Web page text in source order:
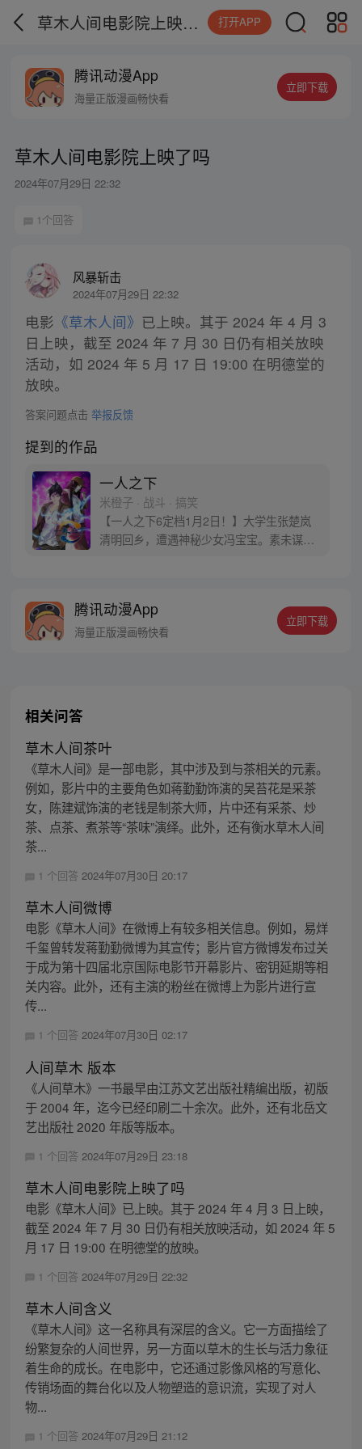
草木人间电影院上映了吗 打开APP
腾讯动漫App
海量正版漫画畅快看
立即下载
草木人间电影院上映了吗
2024年07月29日 22:32
1个回答
风暴斩击
2024年07月29日 22:32
电影 《草木人间》 已上映。其于 2024 年 4 月 3
日上映，截至 2024 年 7 月 30 日仍有相关放映
活动，如 2024 年 5 月 17 日 19:00 在明德堂的
放映。
答案问题点击 举报反馈
提到的作品
一人之下
米橙子 · 战斗 · 搞笑
【一人之下6定档1月2日！】大学生张楚岚
清明回乡，遭遇神秘少女冯宝宝。素未谋面
密，张楚岚的生活被彻底颠覆，与冯宝宝一
同踏上“异人”之旅。
腾讯动漫App
海量正版漫画畅快看
立即下载
相关问答
草木人间茶叶
《草木人间》是一部电影，其中涉及到与茶相关的元素。
例如，影片中的主要角色如蒋勤勤饰演的吴苔花是采茶
女，陈建斌饰演的老钱是制茶大师，片中还有采茶、炒
茶、点茶、煮茶等“茶味”演绎。此外，还有衡水草木人间
茶...
1 个回答 2024年07月30日 20:17
草木人间微博
电影《草木人间》在微博上有较多相关信息。例如，易烊
千玺曾转发蒋勤勤微博为其宣传；影片官方微博发布过关
于成为第十四届北京国际电影节开幕影片、密钥延期等相
关内容。此外，还有主演的粉丝在微博上为影片进行宣
传...
1 个回答 2024年07月30日 02:17
人间草木 版本
《人间草木》一书最早由江苏文艺出版社精编出版，初版
于 2004 年，迄今已经印刷二十余次。此外，还有北岳文
艺出版社 2020 年版等版本。
1 个回答 2024年07月29日 23:18
草木人间电影院上映了吗
电影《草木人间》已上映。其于 2024 年 4 月 3 日上映，
截至 2024 年 7 月 30 日仍有相关放映活动，如 2024 年 5
月 17 日 19:00 在明德堂的放映。
1 个回答 2024年07月29日 22:32
草木人间含义
《草木人间》这一名称具有深层的含义。它一方面描绘了
纷繁复杂的人间世界，另一方面以草木的生长与活力象征
着生命的成长。在电影中，它还通过影像风格的写意化、
传销场面的舞台化以及人物塑造的意识流，实现了对人
物...
1 个回答 2024年07月29日 21:12